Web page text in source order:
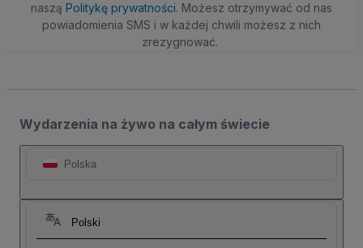
naszą Politykę prywatności. Możesz otrzymywać od nas
powiadomienia SMS i w każdej chwili możesz z nich
zrezygnować.
Wydarzenia na żywo na całym świecie
Polska
Polski